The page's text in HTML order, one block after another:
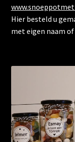
Hier besteld u
met eigen naam